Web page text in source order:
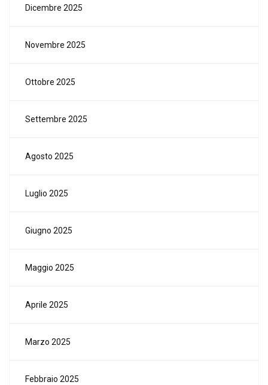
Dicembre 2025
Novembre 2025
Ottobre 2025
Settembre 2025
Agosto 2025
Luglio 2025
Giugno 2025
Maggio 2025
Aprile 2025
Marzo 2025
Febbraio 2025